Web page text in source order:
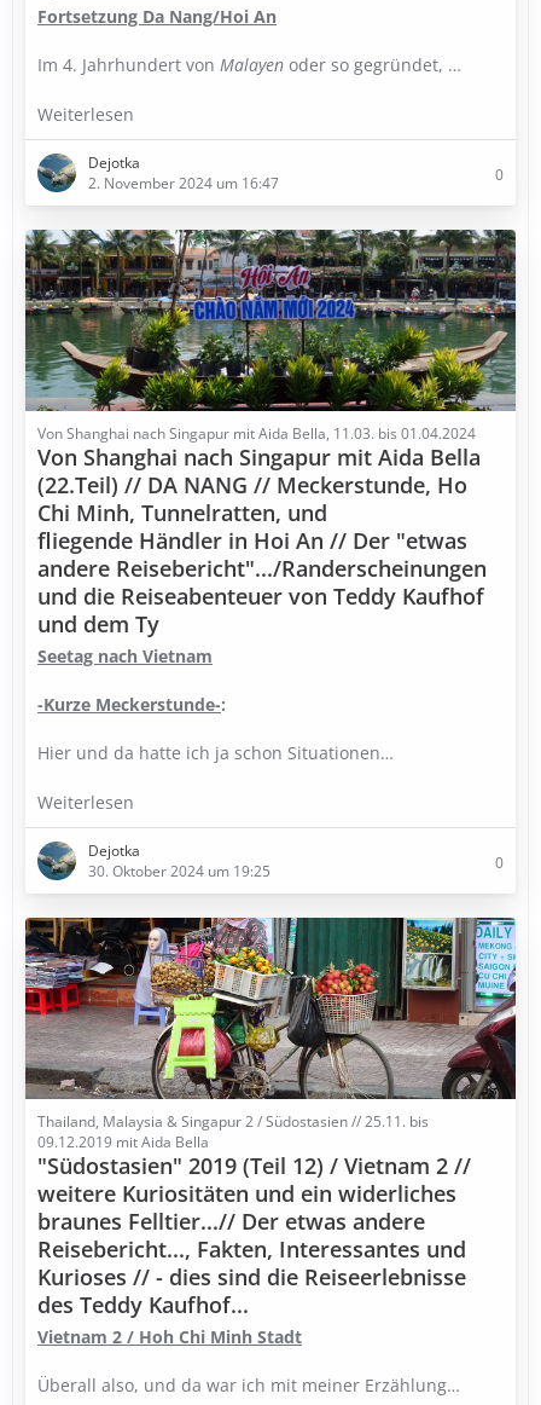
Fortsetzung Da Nang/Hoi An
Im 4. Jahrhundert von Malayen oder so gegründet, …
Weiterlesen
Dejotka
2. November 2024 um 16:47
0
Von Shanghai nach Singapur mit Aida Bella, 11.03. bis 01.04.2024
Von Shanghai nach Singapur mit Aida Bella
(22.Teil) // DA NANG // Meckerstunde, Ho
Chi Minh, Tunnelratten, und
fliegende Händler in Hoi An // Der "etwas
andere Reisebericht".../Randerscheinungen
und die Reiseabenteuer von Teddy Kaufhof
und dem Ty
Seetag nach Vietnam
-Kurze Meckerstunde-:
Hier und da hatte ich ja schon Situationen…
Weiterlesen
Dejotka
30. Oktober 2024 um 19:25
0
Thailand, Malaysia & Singapur 2 / Südostasien // 25.11. bis
09.12.2019 mit Aida Bella
"Südostasien" 2019 (Teil 12) / Vietnam 2 //
weitere Kuriositäten und ein widerliches
braunes Felltier...// Der etwas andere
Reisebericht..., Fakten, Interessantes und
Kurioses // - dies sind die Reiseerlebnisse
des Teddy Kaufhof...
Vietnam 2 / Hoh Chi Minh Stadt
Überall also, und da war ich mit meiner Erzählung…